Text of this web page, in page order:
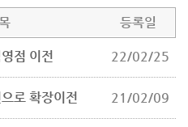
등록일
점 이전 22/02/25
로 확장이전 21/02/09